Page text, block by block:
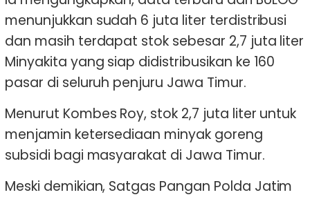
menunjukkan sudah 6 juta liter terdistribusi
dan masih terdapat stok sebesar 2,7 juta liter
Minyakita yang siap didistribusikan ke 160
pasar di seluruh penjuru Jawa Timur.
Menurut Kombes Roy, stok 2,7 juta liter untuk
menjamin ketersediaan minyak goreng
subsidi bagi masyarakat di Jawa Timur.
Meski demikian, Satgas Pangan Polda Jatim